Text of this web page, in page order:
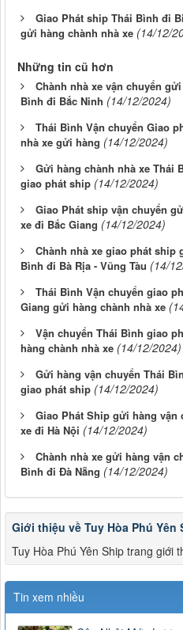
Giao Phát ship Thái Bình đi
gửi hàng chành nhà xe (14/12/
Những tin cũ hơn
Chành nhà xe vận chuyển
Bình đi Bắc Ninh (14/12/2024)
Thái Bình Vận chuyển Giao
nhà xe gửi hàng (14/12/2024)
Gửi hàng chành nhà xe Thái
giao phát ship (14/12/2024)
Giao Phát ship vận chuyển
xe đi Bắc Giang (14/12/2024)
Chành nhà xe giao phát ship
Bình đi Bà Rịa - Vũng Tàu (14/
Thái Bình Vận chuyển giao
Giang gửi hàng chành nhà xe
Vận chuyển Thái Bình giao
hàng chành nhà xe (14/12/2024)
Gửi hàng vận chuyển Thái
giao phát ship (14/12/2024)
Giao Phát Ship gửi hàng vận
xe đi Hà Nội (14/12/2024)
Chành nhà xe gửi hàng vận
Bình đi Đà Nẵng (14/12/2024)
Giới thiệu về Tuy Hòa Phú Yên
Tuy Hòa Phú Yên Ship trang giới
Tin xem nhiều